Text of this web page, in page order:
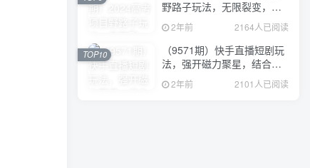
野路子玩法，无限裂变，最
高一天1W＋！
2年前 2164人已阅读
（9571期）快手直播短剧玩
法，强开磁力聚星，结合多
种变现方式日入600+
2年前 2101人已阅读
TOP10